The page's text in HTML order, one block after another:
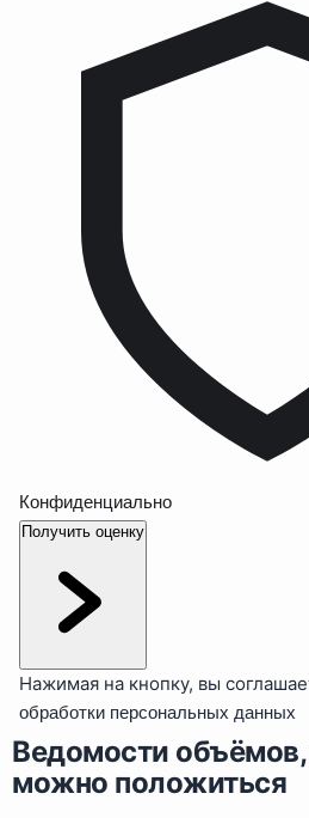
Конфиденциально
Получить оценку
Нажимая на кнопку, вы
обработки персональных данных
Ведомости
можно положиться